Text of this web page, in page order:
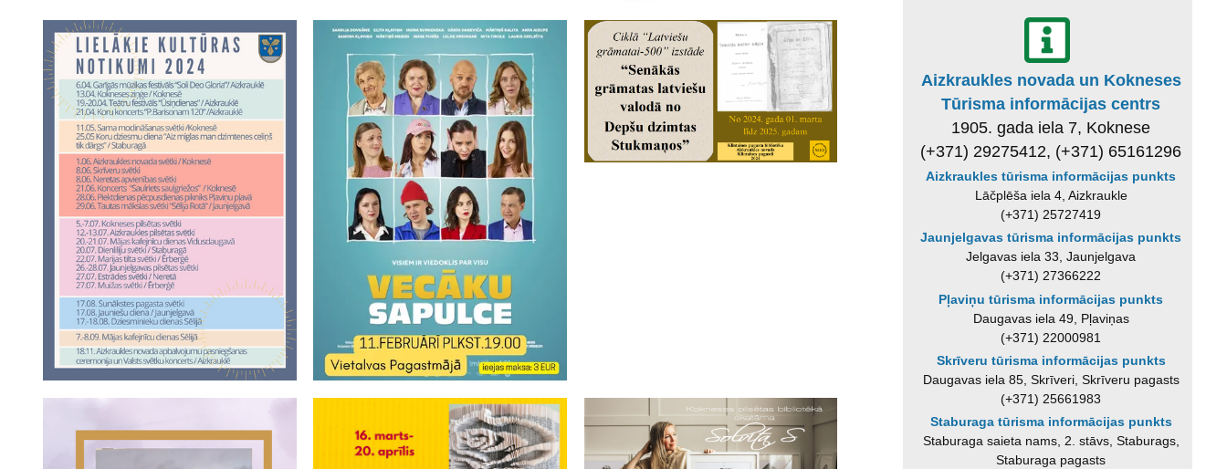
Aizkraukles novada un Kokneses
Tūrisma informācijas centrs
1905. gada iela 7, Koknese
(+371) 29275412, (+371) 65161296
Aizkraukles tūrisma informācijas punkts
Lāčplēša iela 4, Aizkraukle
(+371) 25727419
Jaunjelgavas tūrisma informācijas punkts
Jelgavas iela 33, Jaunjelgava
(+371) 27366222
Pļaviņu tūrisma informācijas punkts
Daugavas iela 49, Pļaviņas
(+371) 22000981
Skrīveru tūrisma informācijas punkts
Daugavas iela 85, Skrīveri, Skrīveru pagasts
(+371) 25661983
Staburaga tūrisma informācijas punkts
Staburaga saieta nams, 2. stāvs, Staburags,
Staburaga pagasts